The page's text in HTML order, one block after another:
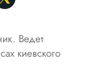
Ведет
киевского